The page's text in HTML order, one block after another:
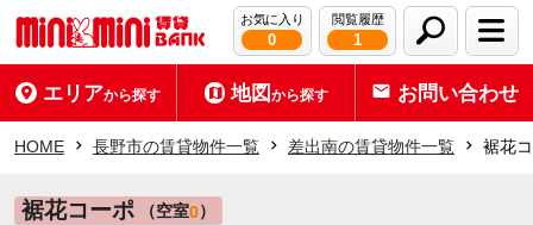
お気に入り
0
閲覧履歴
1
エリアから探す 地図から探す お問い合わせ
HOME 長野市の賃貸物件一覧 差出南の賃貸物件一覧 裾花
裾花コーポ （空室0）